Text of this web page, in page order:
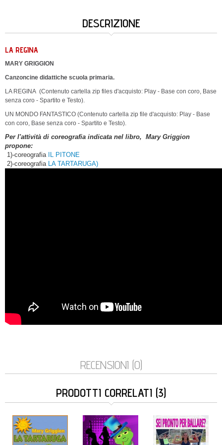
DESCRIZIONE
LA REGINA
MARY GRIGGION
Canzoncine didattiche scuola primaria.
LA REGINA (Contenuto cartella zip files d'acquisto: Play - Base con coro, Base
senza coro - Spartito e Testo).
UN MONDO FANTASTICO (Contenuto cartella zip file d'acquisto: Play - Base
con coro, Base senza coro - Spartito e Testo).
Per l'attività di coreografia indicata nel libro, Mary Griggion
propone:
1)-coreografia IL PITONE
2)-coreografia LA TARTARUGA)
RECENSIONI (0)
PRODOTTI CORRELATI (3)